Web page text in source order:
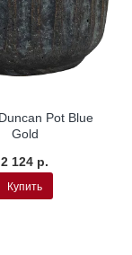
Pot Blue
Gold
2 124 р.
Купить